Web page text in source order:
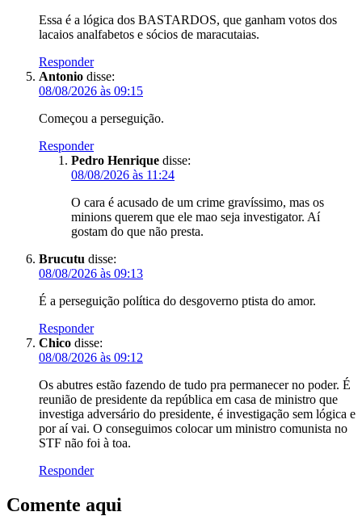
Essa é a lógica dos BASTARDOS, que ganham votos dos
lacaios analfabetos e sócios de maracutaias.
Responder
Antonio disse:
08/08/2026 às 09:15
Começou a perseguição.
Responder
Pedro Henrique disse:
08/08/2026 às 11:24
O cara é acusado de um crime gravíssimo, mas os
minions querem que ele mao seja investigator. Aí
gostam do que não presta.
Brucutu disse:
08/08/2026 às 09:13
É a perseguição política do desgoverno ptista do amor.
Responder
Chico disse:
08/08/2026 às 09:12
Os abutres estão fazendo de tudo pra permanecer no poder. É
reunião de presidente da república em casa de ministro que
investiga adversário do presidente, é investigação sem lógica e
por aí vai. O conseguimos colocar um ministro comunista no
STF não foi à toa.
Responder
Comente aqui